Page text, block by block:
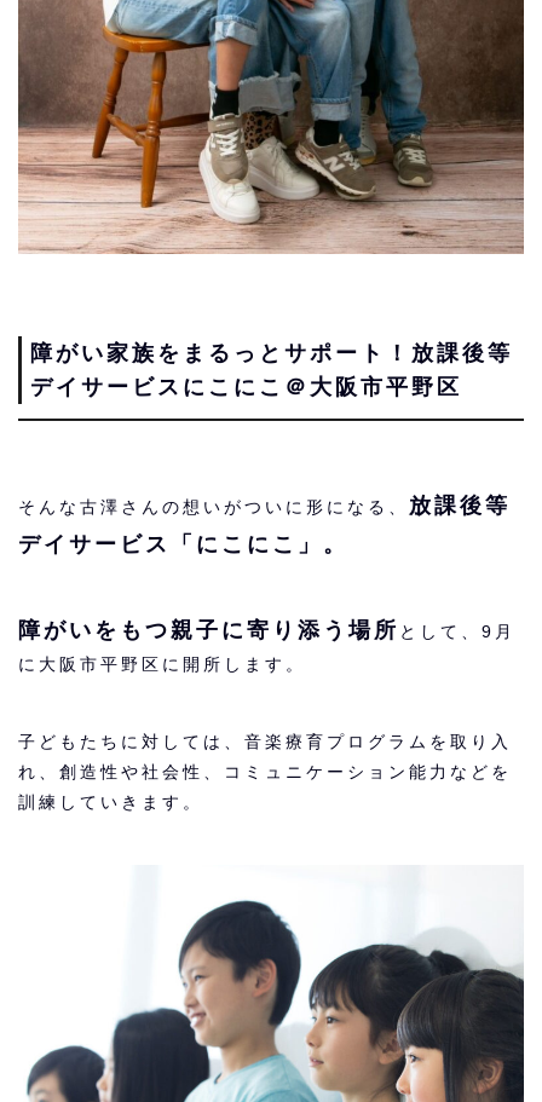
障がい家族をまるっとサポート！放課後等
デイサービスにこにこ＠大阪市平野区
そんな古澤さんの想いがついに形になる、 放課後等
デイサービス「にこにこ」。
障がいをもつ親子に寄り添う場所 として、9月
に大阪市平野区に開所します。
子どもたちに対しては、音楽療育プログラムを取り入
れ、創造性や社会性、コミュニケーション能力などを
訓練していきます。